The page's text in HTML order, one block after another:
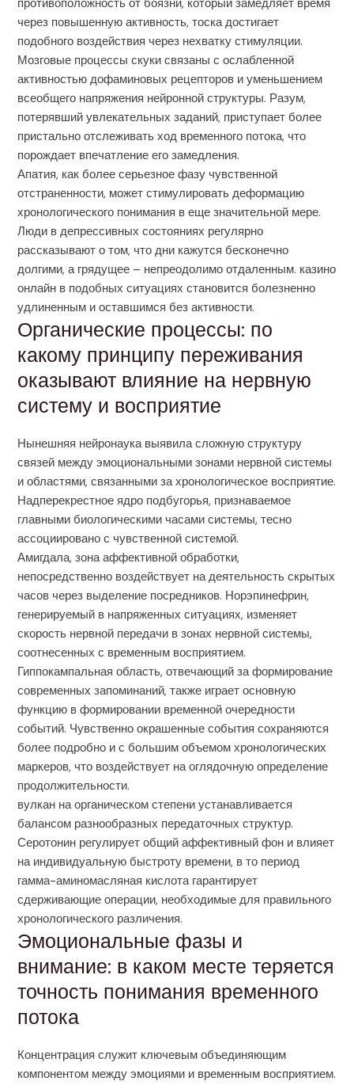
противоположность от боязни, который замедляет время
через повышенную активность, тоска достигает
подобного воздействия через нехватку стимуляции.
Мозговые процессы скуки связаны с ослабленной
активностью дофаминовых рецепторов и уменьшением
всеобщего напряжения нейронной структуры. Разум,
потерявший увлекательных заданий, приступает более
пристально отслеживать ход временного потока, что
порождает впечатление его замедления.
Апатия, как более серьезное фазу чувственной
отстраненности, может стимулировать деформацию
хронологического понимания в еще значительной мере.
Люди в депрессивных состояниях регулярно
рассказывают о том, что дни кажутся бесконечно
долгими, а грядущее – непреодолимо отдаленным. казино
онлайн в подобных ситуациях становится болезненно
удлиненным и оставшимся без активности.
Органические процессы: по
какому принципу переживания
оказывают влияние на нервную
систему и восприятие
Нынешняя нейронаука выявила сложную структуру
связей между эмоциональными зонами нервной системы
и областями, связанными за хронологическое восприятие.
Надперекрестное ядро подбугорья, признаваемое
главными биологическими часами системы, тесно
ассоциировано с чувственной системой.
Амигдала, зона аффективной обработки,
непосредственно воздействует на деятельность скрытых
часов через выделение посредников. Норэпинефрин,
генерируемый в напряженных ситуациях, изменяет
скорость нервной передачи в зонах нервной системы,
соотнесенных с временным восприятием.
Гиппокампальная область, отвечающий за формирование
современных запоминаний, также играет основную
функцию в формировании временной очередности
событий. Чувственно окрашенные события сохраняются
более подробно и с большим объемом хронологических
маркеров, что воздействует на оглядочную определение
продолжительности.
вулкан на органическом степени устанавливается
балансом разнообразных передаточных структур.
Серотонин регулирует общий аффективный фон и влияет
на индивидуальную быстроту времени, в то период
гамма-аминомасляная кислота гарантирует
сдерживающие операции, необходимые для правильного
хронологического различения.
Эмоциональные фазы и
внимание: в каком месте теряется
точность понимания временного
потока
Концентрация служит ключевым объединяющим
компонентом между эмоциями и временным восприятием.